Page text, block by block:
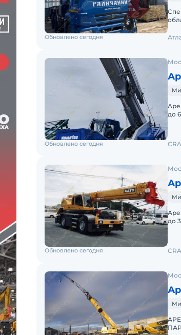
Обновлено сегодня
Аренда! Вездеходный
до
Обновлено сегодня
Аренда! Вездеходный
до
Обновлено сегодня